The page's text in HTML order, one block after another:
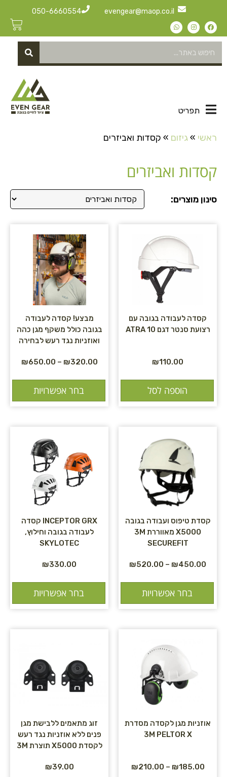
evengear@maop.co.il
050-6660554
תפריט
ראשי »גיזום » קסדות ואביזרים
קסדות ואביזרים
סינון מוצרים:
קסדה לעבודה בגובה עם
רצועת סנטר דגם ATRA 10
₪110.00
הוספה לסל
מבצע! קסדה לעבודה
בגובה כולל משקף מגן כהה
ואוזניות נגד רעש לבחירה
₪320.00
–
₪650.00
בחר אפשרויות
קסדת טיפוס ועבודה בגובה
X5000 מאווררת 3M
SECUREFIT
₪450.00
–
₪520.00
בחר אפשרויות
INCEPTOR GRX קסדה
לעבודה בגובה וחילוץ,
SKYLOTEC
₪330.00
בחר אפשרויות
אוזניות מגן לקסדה מסדרת
3M PELTOR X
₪185.00
–
₪210.00
זוג מתאמים ללבישת מגן
פנים ללא אוזניות נגד רעש
לקסדת X5000 תוצרת 3M
₪39.00